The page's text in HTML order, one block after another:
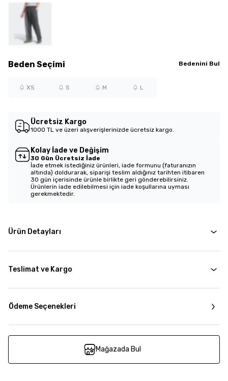
Beden Seçimi Bedenini Bul
XS S M L
Ücretsiz Kargo
1000 TL ve üzeri alışverişlerinizde ücretsiz kargo.
Kolay İade ve Değişim
30 Gün Ücretsiz İade
İade etmek istediğiniz ürünleri, iade formunu (faturanızın
altında) doldurarak, siparişi teslim aldığınız tarihten itibaren
30 gün içerisinde ürünle birlikte geri gönderebilirsiniz.
Ürünlerin iade edilebilmesi için iade koşullarına uyması
gerekmektedir.
Ürün Detayları
Teslimat ve Kargo
Ödeme Seçenekleri
Mağazada Bul